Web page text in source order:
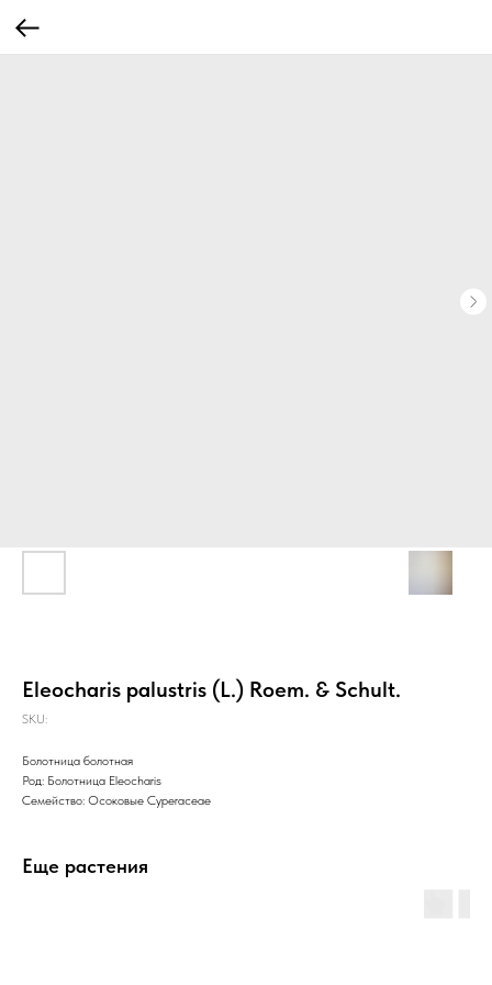
Eleocharis palustris (L.) Roem. & Schult.
SKU:
Болотница болотная
Род: Болотница Eleocharis
Семейство: Осоковые Cyperaceae
Еще растения